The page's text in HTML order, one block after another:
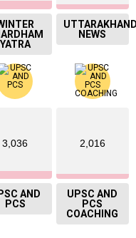
YATRA
NEWS
3,036
AND
PCS
2,016
UPSC AND
PCS
COACHING